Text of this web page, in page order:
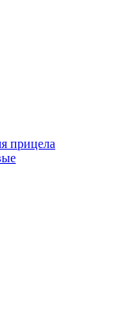
прицела